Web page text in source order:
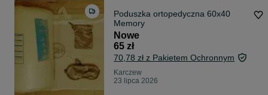
Poduszka ortopedyczna 60x40
Memory
Nowe
65 zł
70,78 zł z Pakietem Ochronnym
Karczew
23 lipca 2026